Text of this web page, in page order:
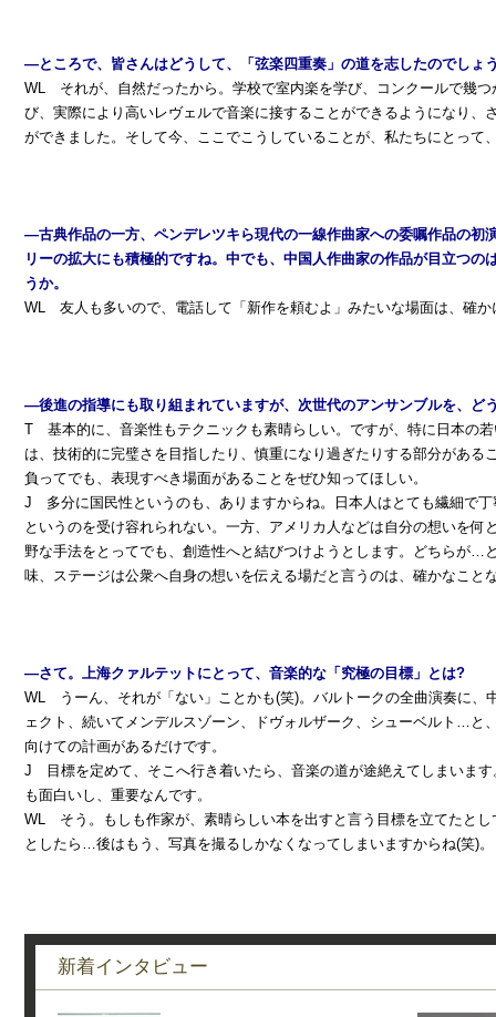
―ところで、皆さんはどうして、「弦楽四重奏」の道を志したのでしょ
WL それが、自然だったから。学校で室内楽を学び、コンクールで幾つ
び、実際により高いレヴェルで音楽に接することができるようになり、
ができました。そして今、ここでこうしていることが、私たちにとって
―古典作品の一方、ペンデレツキら現代の一線作曲家への委嘱作品の初
リーの拡大にも積極的ですね。中でも、中国人作曲家の作品が目立つの
うか。
WL 友人も多いので、電話して「新作を頼むよ」みたいな場面は、確か
―後進の指導にも取り組まれていますが、次世代のアンサンブルを、ど
T 基本的に、音楽性もテクニックも素晴らしい。ですが、特に日本の
は、技術的に完璧さを目指したり、慎重になり過ぎたりする部分がある
負ってでも、表現すべき場面があることをぜひ知ってほしい。
J 多分に国民性というのも、ありますからね。日本人はとても繊細で
というのを受け容れられない。一方、アメリカ人などは自分の想いを何
野な手法をとってでも、創造性へと結びつけようとします。どちらが…
味、ステージは公衆へ自身の想いを伝える場だと言うのは、確かなこと
―さて。上海クァルテットにとって、音楽的な「究極の目標」とは?
WL うーん、それが「ない」ことかも(笑)。バルトークの全曲演奏に、
ェクト、続いてメンデルスゾーン、ドヴォルザーク、シューベルト…と
向けての計画があるだけです。
J 目標を定めて、そこへ行き着いたら、音楽の道が途絶えてしまいま
も面白いし、重要なんです。
WL そう。もしも作家が、素晴らしい本を出すと言う目標を立てたとし
としたら…後はもう、写真を撮るしかなくなってしまいますからね(笑)。
新着インタビュー